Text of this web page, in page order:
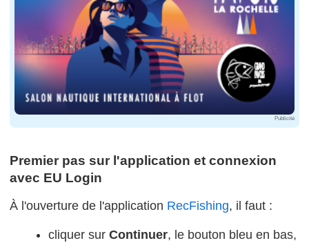
Publicité
Premier pas sur l'application et connexion
avec EU Login
À l'ouverture de l'application RecFishing, il faut :
cliquer sur Continuer, le bouton bleu en bas,